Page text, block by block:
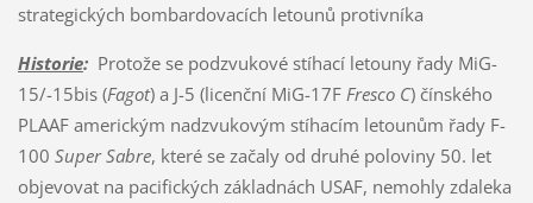
strategických bombardovacích letounů protivníka
Historie:Protože se podzvukové stíhací letouny řady MiG-
15/-15bis (Fagot) a J-5 (licenční MiG-17F Fresco C) čínského
PLAAF americkým nadzvukovým stíhacím letounům řady F-
100 Super Sabre, které se začaly od druhé poloviny 50. let
objevovat na pacifických základnách USAF, nemohly zdaleka